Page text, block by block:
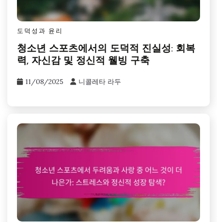
도덕성과 윤리
청소년 스포츠에서의 도덕적 진실성: 회복
력, 자신감 및 정신적 웰빙 구축
11/08/2025 니콜레타 라두